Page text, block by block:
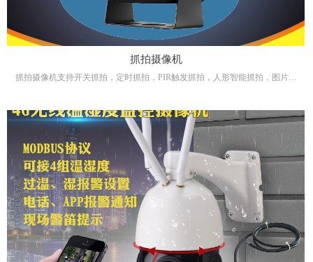
抓拍摄像机
抓拍摄像机支持开关抓拍，定时抓拍，PIR触发抓拍，人形智能抓拍，图片可